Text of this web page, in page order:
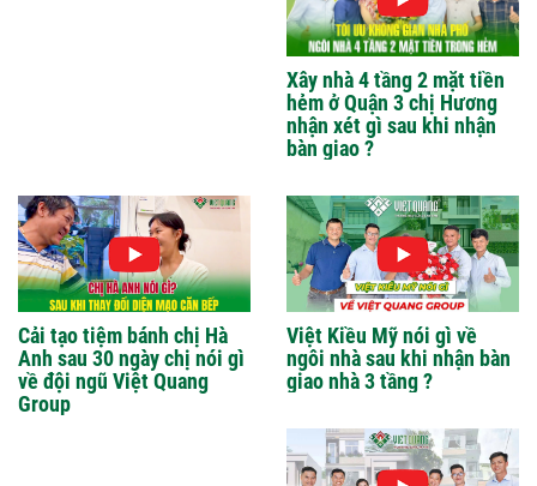
Xây nhà 4 tầng 2 mặt tiền
hẻm ở Quận 3 chị Hương
nhận xét gì sau khi nhận
bàn giao ?
Cải tạo tiệm bánh chị Hà
Anh sau 30 ngày chị nói gì
về đội ngũ Việt Quang
Group
Việt Kiều Mỹ nói gì về
ngôi nhà sau khi nhận bàn
giao nhà 3 tầng ?